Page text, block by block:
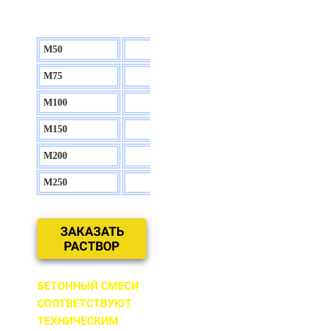
М50
М75
М100
М150
М200
М250
ЗАКАЗАТЬ
РАСТВОР
БЕТОННЫЙ СМЕСИ
СООТВЕТСТВУЮТ
ТЕХНИЧЕСКИМ